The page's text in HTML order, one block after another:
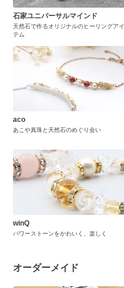
石家ユニバーサルマインド
天然石で作るオリジナルのヒーリングアイ
テム
aco
あこや真珠と天然石のめぐり会い
winQ
パワーストーンをかわいく、楽しく
オーダーメイド